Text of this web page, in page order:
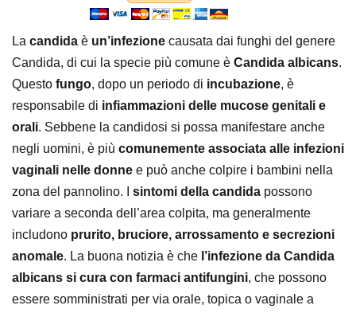
La candida è un’infezione causata dai funghi del genere
Candida, di cui la specie più comune è Candida albicans.
Questo fungo, dopo un periodo di incubazione, è
responsabile di infiammazioni delle mucose genitali e
orali. Sebbene la candidosi si possa manifestare anche
negli uomini, è più comunemente associata alle infezioni
vaginali nelle donne e può anche colpire i bambini nella
zona del pannolino. I sintomi della candida possono
variare a seconda dell’area colpita, ma generalmente
includono prurito, bruciore, arrossamento e secrezioni
anomale. La buona notizia è che l’infezione da Candida
albicans si cura con farmaci antifungini, che possono
essere somministrati per via orale, topica o vaginale a